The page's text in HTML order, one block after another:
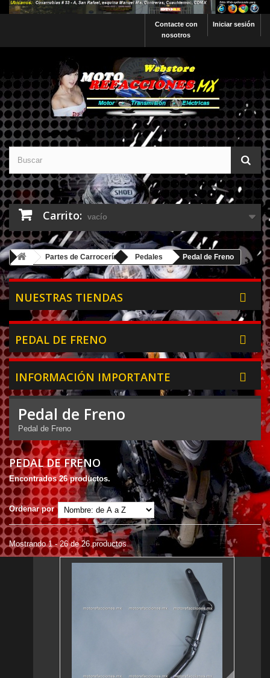
Iniciar sesión
Contacte con
nosotros
Carrito: vacío
Partes de Carrocería Pedales Pedal de Freno
NUESTRAS TIENDAS
PEDAL DE FRENO
INFORMACIÓN IMPORTANTE
Pedal de Freno
Pedal de Freno
PEDAL DE FRENO
Encontrados 26 productos.
Ordenar por
Mostrando 1 - 26 de 26 productos